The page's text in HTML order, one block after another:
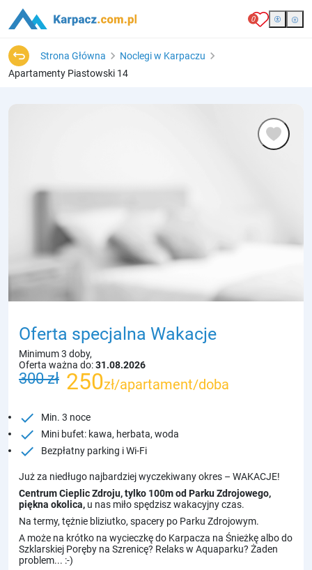
0
Strona Główna
Noclegi w Karpaczu
Apartamenty Piastowski 14
Oferta specjalna Wakacje
Minimum 3 doby,
Oferta ważna do:31.08.2026
300 zł 250zł/apartament/doba
check
Min. 3 noce
check Mini bufet: kawa, herbata, woda
check Bezpłatny parking i Wi-Fi
Już za niedługo najbardziej wyczekiwany okres – WAKACJE!
Centrum Cieplic Zdroju, tylko 100m od Parku Zdrojowego,
piękna okolica, u nas miło spędzisz wakacyjny czas.
Na termy, tężnie bliziutko, spacery po Parku Zdrojowym.
A może na krótko na wycieczkę do Karpacza na Śnieżkę albo do
Szklarskiej Poręby na Szrenicę? Relaks w Aquaparku? Żaden
problem... :-)